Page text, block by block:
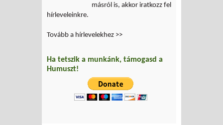
másról is, akkor iratkozz fel
hírleveleinkre.
Tovább a hírlevelekhez >>
Ha tetszik a munkánk, támogasd a
Humuszt!